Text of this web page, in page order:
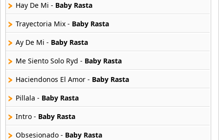
20 músicas online
Anton La Voz De Oro
10 músicas online
Anuel Aa
257 músicas online
Arcangel
416 músicas online
Arcangel Y De La Ghetto
Hay De Mi - Baby Rasta
Trayectoria Mix - Baby Rasta
Ay De Mi - Baby Rasta
Me Siento Solo Ryd - Baby Rasta
Haciendonos El Amor - Baby Rasta
Pillala - Baby Rasta
Intro - Baby Rasta
Obsesionado - Baby Rasta